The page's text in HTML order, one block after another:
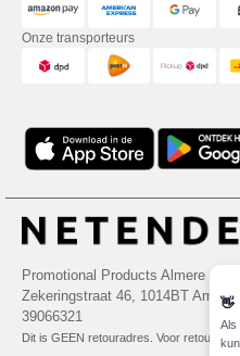
Onze transporteurs
Promotional Products Almere
Zekeringstraat 46, 1014BT
39066321
Dit is GEEN retouradres. Voor
👋
Als